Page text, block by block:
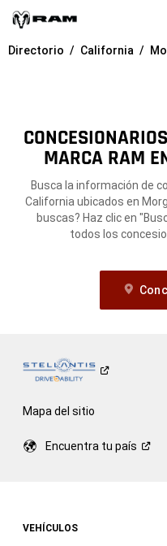
Directorio California
MARCA RAM
Busca la información de
California ubicados en
buscas? Haz clic en
todos los
Mapa del sitio
Encuentra tu país
VEHÍCULOS